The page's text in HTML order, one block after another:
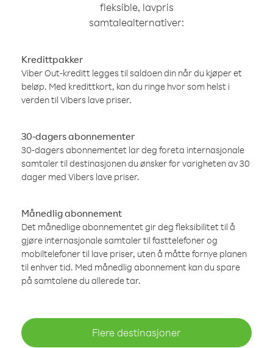
fleksible, lavpris
samtalealternativer:
Kredittpakker
Viber Out-kreditt legges til saldoen din når du kjøper et
beløp. Med kredittkort, kan du ringe hvor som helst i
verden til Vibers lave priser.
30-dagers abonnementer
30-dagers abonnementet lar deg foreta internasjonale
samtaler til destinasjonen du ønsker for varigheten av 30
dager med Vibers lave priser.
Månedlig abonnement
Det månedlige abonnementet gir deg fleksibilitet til å
gjøre internasjonale samtaler til fasttelefoner og
mobiltelefoner til lave priser, uten å måtte fornye planen
til enhver tid. Med månedlig abonnement kan du spare
på samtalene du allerede tar.
Flere destinasjoner